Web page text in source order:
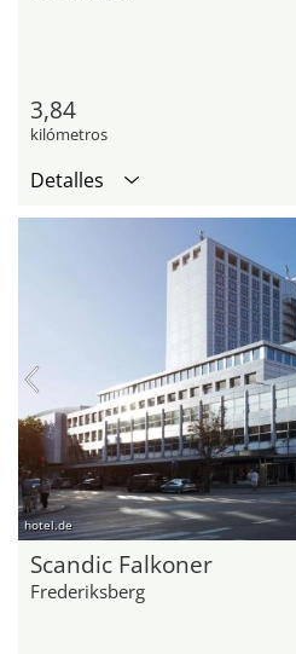
3,84
kilómetros
Detalles
hotel.de
Scandic Falkoner
Frederiksberg